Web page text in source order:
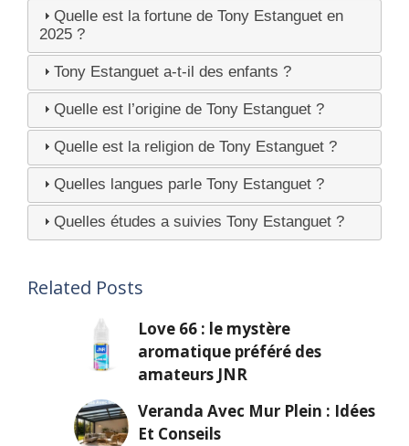
Quelle est la fortune de Tony Estanguet en
2025 ?
Tony Estanguet a-t-il des enfants ?
Quelle est l’origine de Tony Estanguet ?
Quelle est la religion de Tony Estanguet ?
Quelles langues parle Tony Estanguet ?
Quelles études a suivies Tony Estanguet ?
Related Posts
Love 66 : le mystère
aromatique préféré des
amateurs JNR
Veranda Avec Mur Plein : Idées
Et Conseils